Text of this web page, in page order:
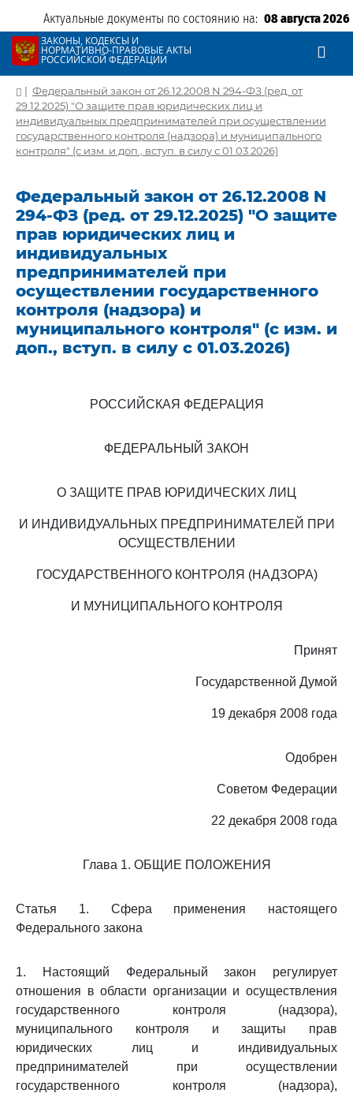
Актуальные документы по состоянию на: 08 августа 2026
ЗАКОНЫ, КОДЕКСЫ И
НОРМАТИВНО-ПРАВОВЫЕ АКТЫ
РОССИЙСКОЙ ФЕДЕРАЦИИ
| Федеральный закон от 26.12.2008 N 294-ФЗ (ред. от
29.12.2025) "О защите прав юридических лиц и
индивидуальных предпринимателей при осуществлении
государственного контроля (надзора) и муниципального
контроля" (с изм. и доп., вступ. в силу с 01.03.2026)
Федеральный закон от 26.12.2008 N
294-ФЗ (ред. от 29.12.2025) "О защите
прав юридических лиц и
индивидуальных
предпринимателей при
осуществлении государственного
контроля (надзора) и
муниципального контроля" (с изм. и
доп., вступ. в силу с 01.03.2026)
РОССИЙСКАЯ ФЕДЕРАЦИЯ
ФЕДЕРАЛЬНЫЙ ЗАКОН
О ЗАЩИТЕ ПРАВ ЮРИДИЧЕСКИХ ЛИЦ
И ИНДИВИДУАЛЬНЫХ ПРЕДПРИНИМАТЕЛЕЙ ПРИ
ОСУЩЕСТВЛЕНИИ
ГОСУДАРСТВЕННОГО КОНТРОЛЯ (НАДЗОРА)
И МУНИЦИПАЛЬНОГО КОНТРОЛЯ
Принят
Государственной Думой
19 декабря 2008 года
Одобрен
Советом Федерации
22 декабря 2008 года
Глава 1. ОБЩИЕ ПОЛОЖЕНИЯ
Статья 1. Сфера применения настоящего
Федерального закона
1. Настоящий Федеральный закон регулирует
отношения в области организации и осуществления
государственного контроля (надзора),
муниципального контроля и защиты прав
юридических лиц и индивидуальных
предпринимателей при осуществлении
государственного контроля (надзора),